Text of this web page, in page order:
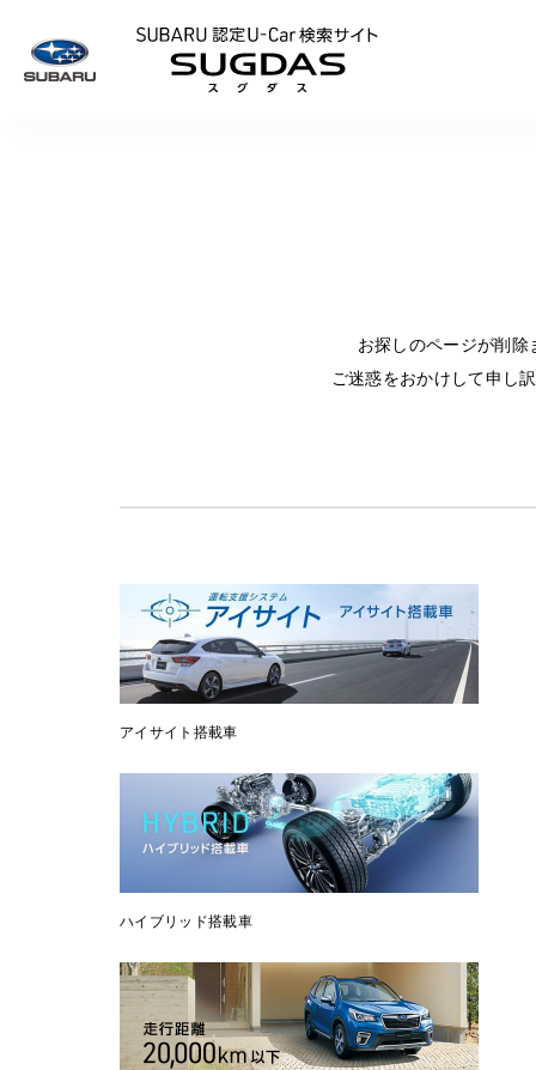
お探しのページが削
ご迷惑をおかけして申し
アイサイト搭載車
ハイブリッド搭載車